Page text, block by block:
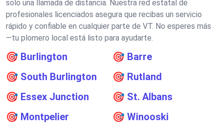
solo una llamada de distancia. Nuestra red estatal de
profesionales licenciados asegura que recibas un servicio
rápido y confiable en cualquier parte de VT. No esperes más
—tu plomero local está listo para ayudarte.
🎯 Burlington 🎯 Barre
🎯 South Burlington 🎯 Rutland
🎯 Essex Junction 🎯 St. Albans
🎯 Montpelier 🎯 Winooski